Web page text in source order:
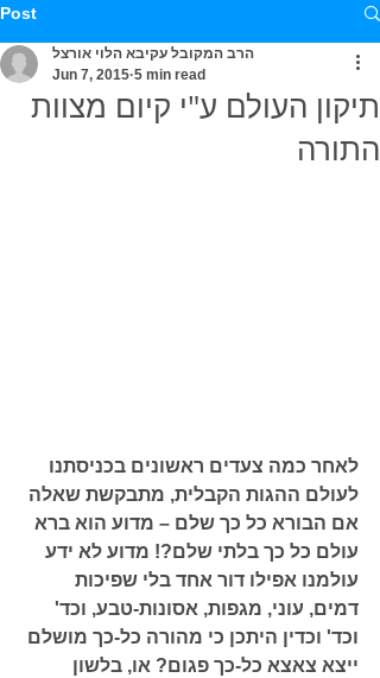
Post
תיקון העולם ע"י קיום מצוות
התורה
הרב המקובל עקיבא הלוי אורצל
Jun 7, 2015 5 min read
לאחר כמה צעדים ראשונים בכניסתנו
לעולם ההגות הקבלית, מתבקשת שאלה
אם הבורא כל כך שלם – מדוע הוא ברא
עולם כל כך בלתי שלם?! מדוע לא ידע
עולמנו אפילו דור אחד בלי שפיכות
דמים, עוני, מגפות, אסונות-טבע, וכד'
וכד' וכדין היתכן כי מהורה כל-כך מושלם
ייצא צאצא כל-כך פגום? או, בלשון